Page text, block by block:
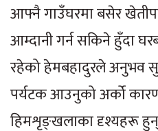
आफ्नै गाउँघरमा बसेर
आम्दानी गर्न सकिने हुँदा
रहेको हेमबहादुरले अनुभव
पर्यटक आउनुको अर्को
हिमशृङ्खलाका दृश्यहरू